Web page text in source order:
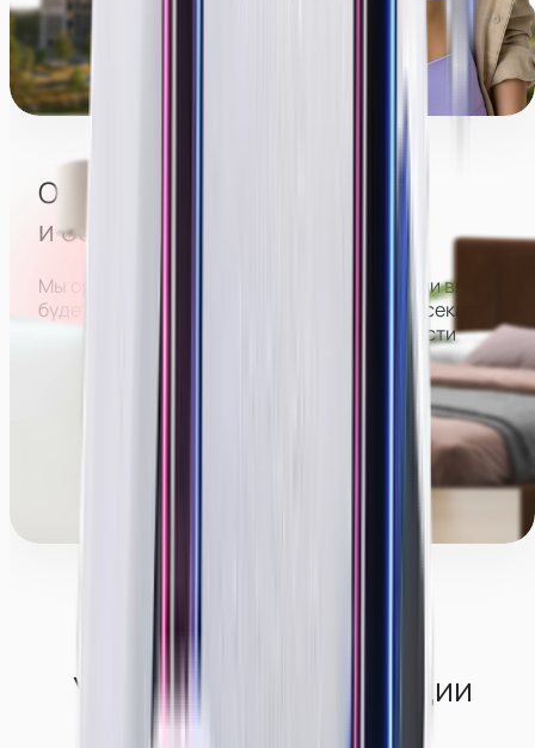
Отсутствие посторонних
и большого коллектива
Мы организуем расписание так, что в студии вы
будете работать отдельно от всех, не пересекаясь
с другими девушками. Это позволит вам вести
трансляции более раскрепощенно и спокойно,
больше зарабатывать и оставаться анонимной.
Менеджеры команды поддержки могут работать
с вами как в студии, так и полностью удалённо.
Условия работы в студии
в
Улан-Удэ